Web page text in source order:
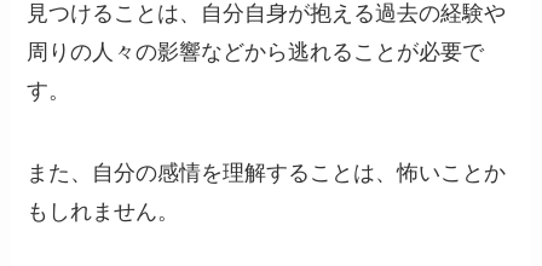
見つけることは、自分自身が抱える過去の経験や
周りの人々の影響などから逃れることが必要で
す。
また、自分の感情を理解することは、怖いことか
もしれません。